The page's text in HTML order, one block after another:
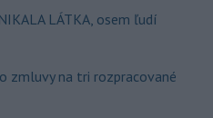
LÁTKA, osem ľudí
zmluvy na tri rozpracované